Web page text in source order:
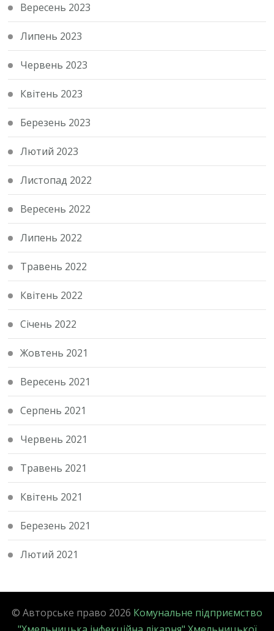
Вересень 2023
Липень 2023
Червень 2023
Квітень 2023
Березень 2023
Лютий 2023
Листопад 2022
Вересень 2022
Липень 2022
Травень 2022
Квітень 2022
Січень 2022
Жовтень 2021
Вересень 2021
Серпень 2021
Червень 2021
Травень 2021
Квітень 2021
Березень 2021
Лютий 2021
© Авторське право 2026 Комунальне підприємство